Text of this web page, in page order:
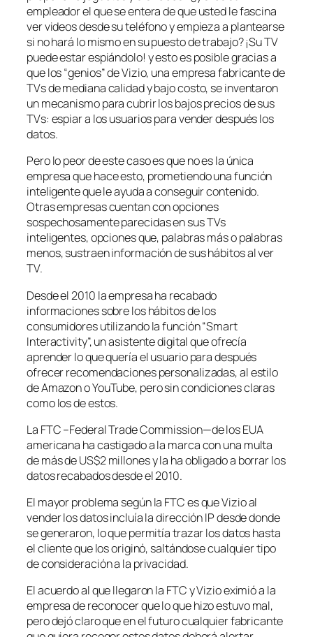
empleador el que se entera de que usted le fascina
ver videos desde su teléfono y empieza a plantearse
si no hará lo mismo en su puesto de trabajo? ¡Su TV
puede estar espiándolo! y esto es posible gracias a
que los “genios” de Vizio, una empresa fabricante de
TVs de mediana calidad y bajo costo, se inventaron
un mecanismo para cubrir los bajos precios de sus
TVs: espiar a los usuarios para vender después los
datos.
Pero lo peor de este caso es que no es la única
empresa que hace esto, prometiendo una función
inteligente que le ayuda a conseguir contenido.
Otras empresas cuentan con opciones
sospechosamente parecidas en sus TVs
inteligentes, opciones que, palabras más o palabras
menos, sustraen información de sus hábitos al ver
TV.
Desde el 2010 la empresa ha recabado
informaciones sobre los hábitos de los
consumidores utilizando la función “Smart
Interactivity”, un asistente digital que ofrecía
aprender lo que quería el usuario para después
ofrecer recomendaciones personalizadas, al estilo
de Amazon o YouTube, pero sin condiciones claras
como los de estos.
La FTC –Federal Trade Commission—de los EUA
americana ha castigado a la marca con una multa
de más de US$2 millones y la ha obligado a borrar los
datos recabados desde el 2010.
El mayor problema según la FTC es que Vizio al
vender los datos incluía la dirección IP desde donde
se generaron, lo que permitía trazar los datos hasta
el cliente que los originó, saltándose cualquier tipo
de consideración a la privacidad.
El acuerdo al que llegaron la FTC y Vizio eximió a la
empresa de reconocer que lo que hizo estuvo mal,
pero dejó claro que en el futuro cualquier fabricante